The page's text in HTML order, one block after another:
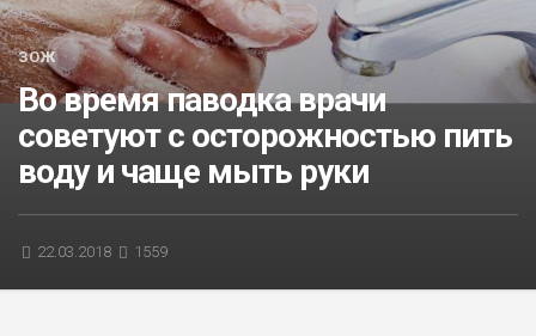
БЛИЦ-ОПРОС
АФИША
ЗОЖ
Во время паводка врачи
советуют с осторожностью пить
воду и чаще мыть руки
22.03.2018 1559